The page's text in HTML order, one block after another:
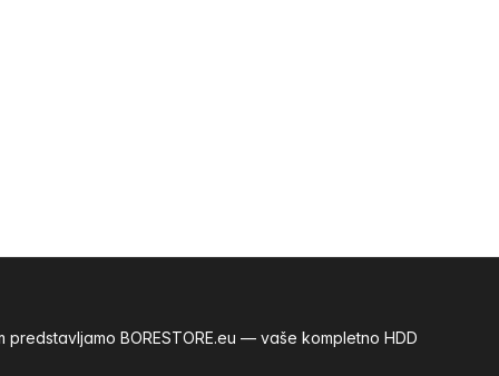
BORESTORE.eu — vaše kompletno HDD